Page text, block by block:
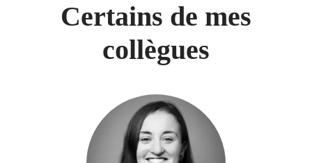
Certains de mes
collègues